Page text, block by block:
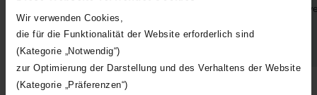
Wir verwenden Cookies,
die für die Funktionalität der Website erforderlich sind
(Kategorie „Notwendig“)
zur Optimierung der Darstellung und des Verhaltens der Website
(Kategorie „Präferenzen“)
Global Compact programme brings us closer
to the goal of equal opportunities.
for